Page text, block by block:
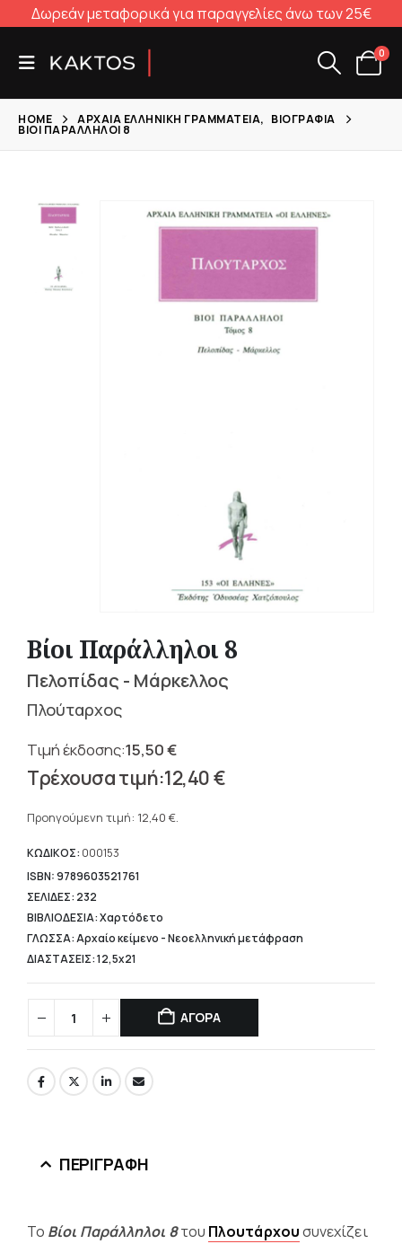
Δωρεάν μεταφορικά για παραγγελίες άνω των 25€
0
HOME ΑΡΧΑΊΑ ΕΛΛΗΝΙΚΉ ΓΡΑΜΜΑΤΕΊΑ, ΒΙΟΓΡΑΦΊΑ
ΒΊΟΙ ΠΑΡΆΛΛΗΛΟΙ 8
Βίοι Παράλληλοι 8
Πελοπίδας - Μάρκελλος
Πλούταρχος
15,50€
Original
price
15,50 €.
12,40€
τρέχουσα
είναι:
12,40 €.
Προηγούμενη τιμή: 12,40 €.
ΚΩΔΙΚΟΣ: 000153
ISBN: 9789603521761
ΣΕΛΙΔΕΣ: 232
ΒΙΒΛΙΟΔΕΣΙΑ: Χαρτόδετο
ΓΛΩΣΣΑ: Αρχαίο κείμενο - Νεοελληνική μετάφραση
ΔΙΑΣΤΑΣΕΙΣ: 12,5x21
ΑΓΟΡΑ
ΠΕΡΙΓΡΑΦΉ
Το Βίοι Παράλληλοι 8του Πλουτάρχουσυνεχίζει